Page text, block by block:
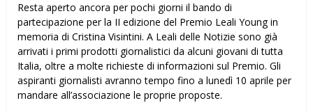
Resta aperto ancora per pochi giorni il bando di
partecipazione per la II edizione del Premio Leali Young in
memoria di Cristina Visintini. A Leali delle Notizie sono già
arrivati i primi prodotti giornalistici da alcuni giovani di tutta
Italia, oltre a molte richieste di informazioni sul Premio. Gli
aspiranti giornalisti avranno tempo fino a lunedì 10 aprile per
mandare all’associazione le proprie proposte.